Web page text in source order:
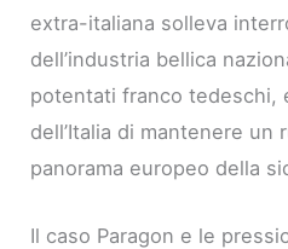
extra-italiana solleva
dell’industria bellica
potentati franco tedeschi,
dell’Italia di mantenere un
panorama europeo della
Il caso Paragon e le